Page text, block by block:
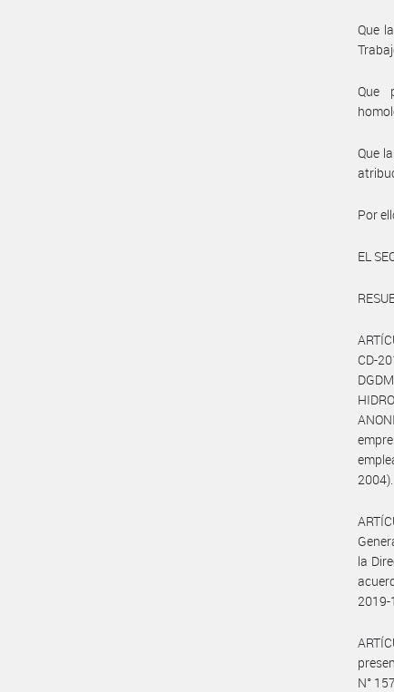
Que
Que
Que
Por
EL
CD-
2004).
la
2019-
N°